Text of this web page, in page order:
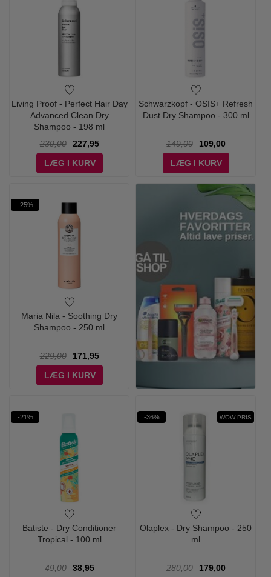
Living Proof - Perfect Hair Day
Advanced Clean Dry
Shampoo - 198 ml
239,00
227,95
LÆG I KURV
Schwarzkopf - OSIS+ Refresh
Dust Dry Shampoo - 300 ml
149,00
109,00
LÆG I KURV
-25%
Maria Nila - Soothing Dry
Shampoo - 250 ml
229,00
171,95
LÆG I KURV
-21%
Batiste - Dry Conditioner
Tropical - 100 ml
49,00
38,95
-36% WOW PRIS
Olaplex - Dry Shampoo - 250
ml
280,00
179,00